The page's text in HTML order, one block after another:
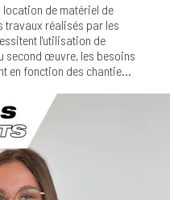
de matériel de
travaux réalisés par les
l'utilisation de
second œuvre, les besoins
en fonction des chantie...